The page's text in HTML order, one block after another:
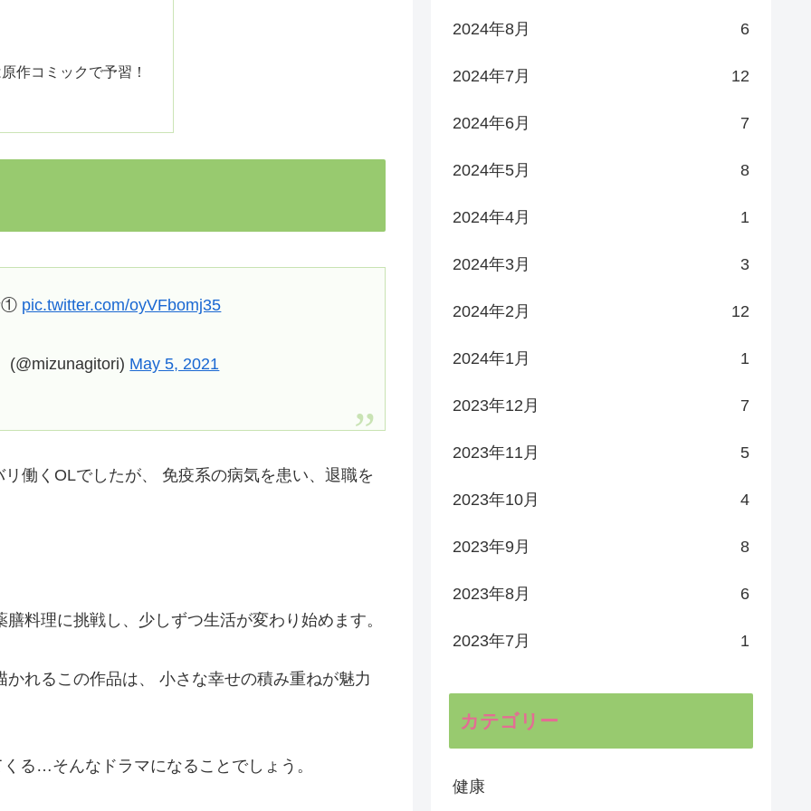
作コミックで予習！
① pic.twitter.com/oyVFbomj35
(@mizunagitori) May 5, 2021
働くOLでしたが、 免疫系の病気を患い、退職を
料理に挑戦し、少しずつ生活が変わり始めます。
れるこの作品は、 小さな幸せの積み重ねが魅力
る…そんなドラマになることでしょう。
2024年8月 6
2024年7月 12
2024年6月 7
2024年5月 8
2024年4月 1
2024年3月 3
2024年2月 12
2024年1月 1
2023年12月 7
2023年11月 5
2023年10月 4
2023年9月 8
2023年8月 6
2023年7月 1
カテゴリー
健康